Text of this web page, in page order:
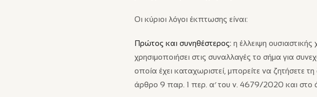
Οι κύριοι λόγοι έκπτωσης είναι:
Πρώτος και συνηθέστερος: η έλλειψη ουσιαστικής
χρησιμοποιήσει στις συναλλαγές το σήμα για
οποία έχει καταχωριστεί, μπορείτε να ζητήσετε
άρθρο 9 παρ. 1 περ. α′ του ν. 4679/2020 και στο